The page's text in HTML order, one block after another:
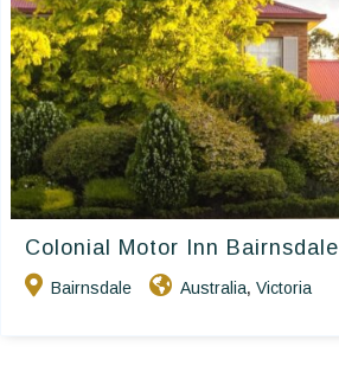
Colonial Motor Inn Bairnsdale
Bairnsdale Australia, Victoria